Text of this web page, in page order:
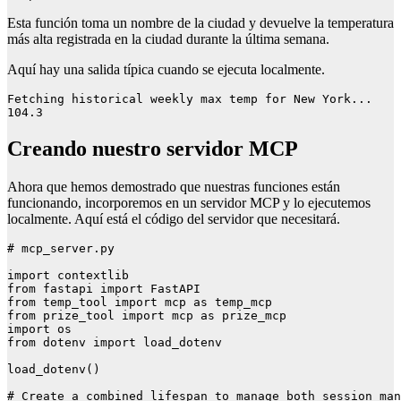
Esta función toma un nombre de la ciudad y devuelve la temperatura
más alta registrada en la ciudad durante la última semana.
Aquí hay una salida típica cuando se ejecuta localmente.
Fetching historical weekly max temp for New York...
104.3
Creando nuestro servidor MCP
Ahora que hemos demostrado que nuestras funciones están
funcionando, incorporemos en un servidor MCP y lo ejecutemos
localmente. Aquí está el código del servidor que necesitará.
# mcp_server.py
import contextlib
from fastapi import FastAPI
from temp_tool import mcp as temp_mcp
from prize_tool import mcp as prize_mcp
import os
from dotenv import load_dotenv
load_dotenv()
# Create a combined lifespan to manage both session